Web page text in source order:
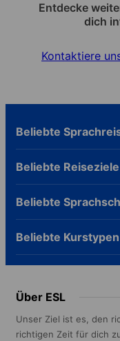
Entdecke
dich
Kontaktiere
Beliebte
Beliebte Reiseziele
Beliebte
Beliebte Kurstypen
Über ESL
Unser Ziel ist es, den
richtigen Zeit für dich